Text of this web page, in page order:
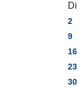
Di
2
9
16
23
30